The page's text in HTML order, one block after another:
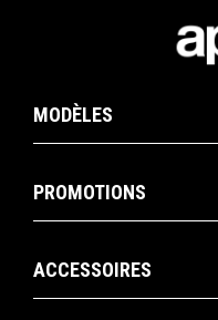
MODÈLES
PROMOTIONS
ACCESSOIRES